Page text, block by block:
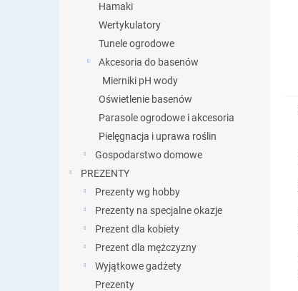
Hamaki
Wertykulatory
Tunele ogrodowe
Akcesoria do basenów
Mierniki pH wody
Oświetlenie basenów
Parasole ogrodowe i akcesoria
Pielęgnacja i uprawa roślin
Gospodarstwo domowe
PREZENTY
Prezenty wg hobby
Prezenty na specjalne okazje
Prezent dla kobiety
Prezent dla mężczyzny
Wyjątkowe gadżety
Prezenty